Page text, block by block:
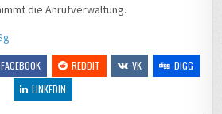
die Anrufverwaltung.
FACEBOOK REDDIT VK
DIGG
LINKEDIN